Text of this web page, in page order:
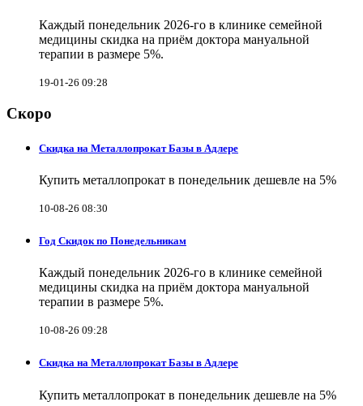
Каждый понедельник 2026-го в клинике семейной
медицины скидка на приём доктора мануальной
терапии в размере 5%.
19-01-26 09:28
Скоро
Скидка на Металлопрокат Базы в Адлере
Купить металлопрокат в понедельник дешевле на 5%
10-08-26 08:30
Год Скидок по Понедельникам
Каждый понедельник 2026-го в клинике семейной
медицины скидка на приём доктора мануальной
терапии в размере 5%.
10-08-26 09:28
Скидка на Металлопрокат Базы в Адлере
Купить металлопрокат в понедельник дешевле на 5%